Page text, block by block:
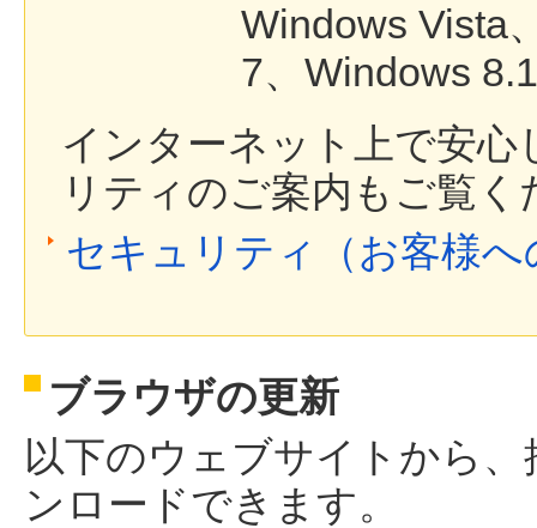
Windows Vista
7、Windows 8.1
インターネット上で安
リティのご案内もご覧く
セキュリティ（お客様
ブラウザの更新
以下のウェブサイトから
ンロードできます。